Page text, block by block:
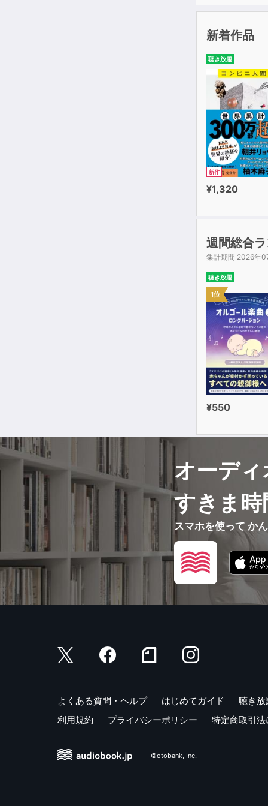
新着作品
聴き放題
新作
¥1,320
週間総合
集計期間 2026年
聴き放題
1位
¥550
オーデ
すきま
スマホを使って か
よくある質問・ヘルプ はじめてガイド
聴き放
利用規約
プライバシーポリシー 特定商取引
©otobank, Inc.